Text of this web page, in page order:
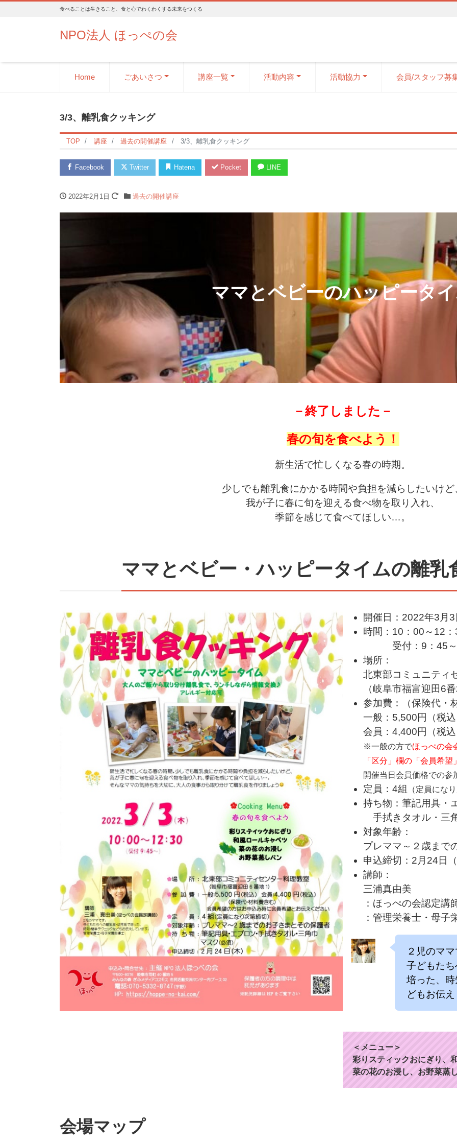
食べることは生きること、食と心でわくわくする未来をつくる
NPO法人 ほっぺの会
Home ごあいさつ 講座一覧 活動内容 活動協力 会員/スタッフ募
3/3、離乳食クッキング
TOP 講座 過去の開催講座 3/3、離乳食クッキング
Facebook Twitter Hatena Pocket LINE
2022年2月1日 過去の開催講座
ママとベビーのハッピータ
－終了しました－
春の旬を食べよう！
新生活で忙しくなる春の時期。
少しでも離乳食にかかる時間や負担を減らしたいけど
我が子に春に旬を迎える食べ物を取り入れ、
季節を感じて食べてほしい…。
ママとベビー・ハッピータイムの離乳
開催日：2022年3
時間：10：00～12
受付：9：45～
場所：
北東部コミュニティ
（岐阜市福富迎田6
参加費：（保険代・
一般：5,500円（税
会員：4,400円（税
※一般の方でほっぺの会
「区分」欄の「会員希望
開催当日会員価格での参
定員：4組 （定員にな
持ち物：筆記用具・
手拭きタオル・三
対象年齢：
プレママ～２歳まで
申込締切：2月24日
講師：
三浦真由美
：ほっぺの会認定講
：管理栄養士・母子
２児のマ
子どもた
培った、
どもお伝
＜メニュー＞
彩りスティックおにぎり、
菜の花のお浸し、お野菜蒸
会場マップ